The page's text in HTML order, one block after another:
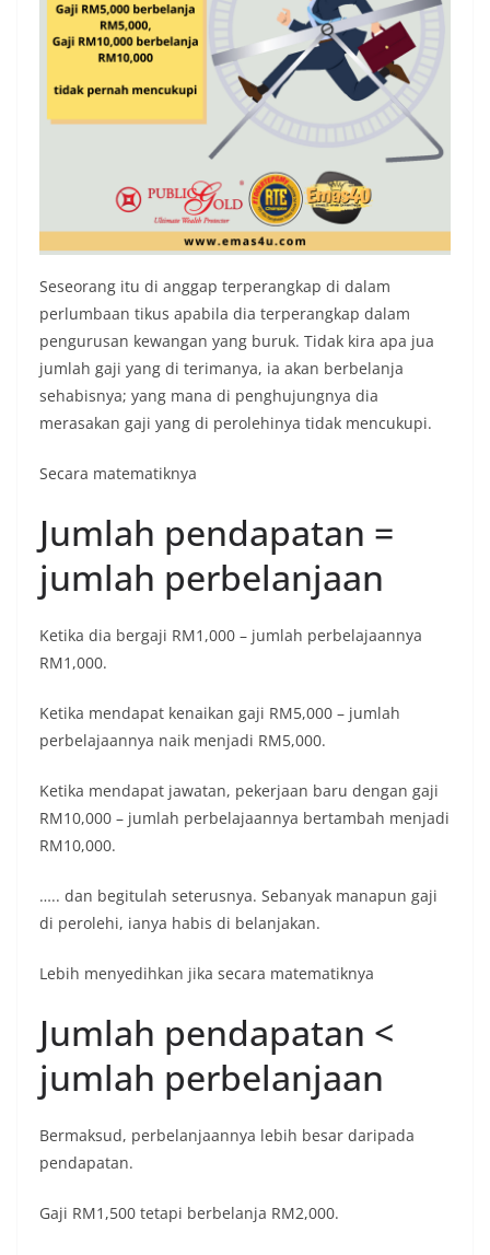
Seseorang itu di anggap terperangkap di dalam
perlumbaan tikus apabila dia terperangkap dalam
pengurusan kewangan yang buruk. Tidak kira apa jua
jumlah gaji yang di terimanya, ia akan berbelanja
sehabisnya; yang mana di penghujungnya dia
merasakan gaji yang di perolehinya tidak mencukupi.
Secara matematiknya
Jumlah pendapatan =
jumlah perbelanjaan
Ketika dia bergaji RM1,000 – jumlah perbelajaannya
RM1,000.
Ketika mendapat kenaikan gaji RM5,000 – jumlah
perbelajaannya naik menjadi RM5,000.
Ketika mendapat jawatan, pekerjaan baru dengan gaji
RM10,000 – jumlah perbelajaannya bertambah menjadi
RM10,000.
….. dan begitulah seterusnya. Sebanyak manapun gaji
di perolehi, ianya habis di belanjakan.
Lebih menyedihkan jika secara matematiknya
Jumlah pendapatan <
jumlah perbelanjaan
Bermaksud, perbelanjaannya lebih besar daripada
pendapatan.
Gaji RM1,500 tetapi berbelanja RM2,000.